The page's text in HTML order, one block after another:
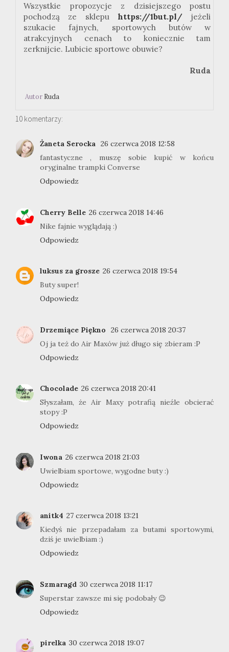
Wszystkie propozycje z dzisiejszego postu
pochodzą ze sklepu https://1but.pl/jeżeli
szukacie fajnych, sportowych butów w
atrakcyjnych cenach to koniecznie tam
zerknijcie. Lubicie sportowe obuwie?
Ruda
Autor Ruda
10 komentarzy:
Żaneta Serocka 26 czerwca 2018 12:58
fantastyczne , muszę sobie kupić w końcu
oryginalne trampki Converse
Odpowiedz
Cherry Belle 26 czerwca 2018 14:46
Nike fajnie wyglądają :)
Odpowiedz
luksus za grosze 26 czerwca 2018 19:54
Buty super!
Odpowiedz
Drzemiące Piękno
26 czerwca 2018 20:37
Oj ja też do Air Maxów już długo się zbieram :P
Odpowiedz
Chocolade 26 czerwca 2018 20:41
Słyszałam, że Air Maxy potrafią nieźle obcierać
stopy :P
Odpowiedz
Iwona 26 czerwca 2018 21:03
Uwielbiam sportowe, wygodne buty :)
Odpowiedz
anitk4 27 czerwca 2018 13:21
Kiedyś nie przepadałam za butami sportowymi,
dziś je uwielbiam :)
Odpowiedz
Szmaragd 30 czerwca 2018 11:17
Superstar zawsze mi się podobały 😉
Odpowiedz
pirelka 30 czerwca 2018 19:07